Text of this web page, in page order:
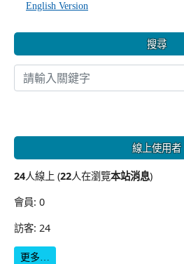
English Version
搜尋
線上使用者
24人線上 (22人在瀏覽本站消息)
會員: 0
訪客: 24
更多…